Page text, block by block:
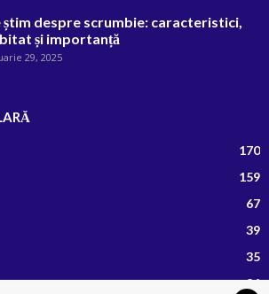
știm despre scrumbie: caracteristici,
și importanță
29, 2025
170
159
67
39
35
26